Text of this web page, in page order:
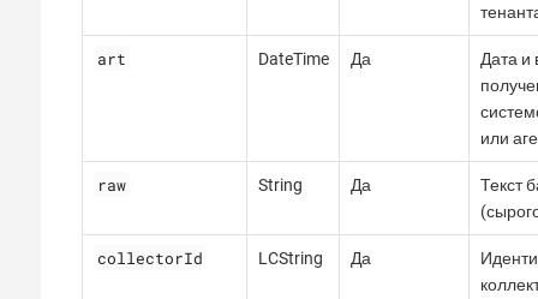
art DateTime Да
Дата и
или
raw String Да
Текст
collectorId LCString Да